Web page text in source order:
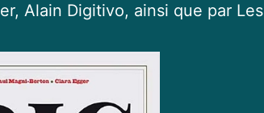
Alain Digitivo, ainsi que par Les